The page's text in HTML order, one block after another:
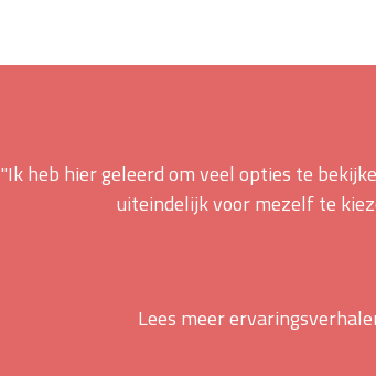
"Ik heb hier geleerd om veel opties te
uiteindelijk voor mezelf te
Lees meer